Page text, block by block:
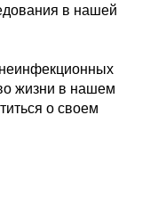
в нашей
жизни в нашем
о своем